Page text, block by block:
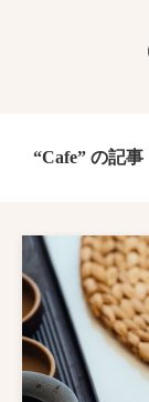
“Cafe” の記事